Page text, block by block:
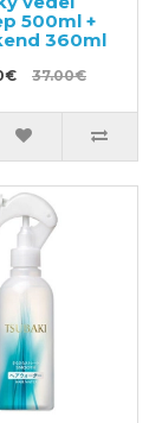
500ml +
360ml
37.00€